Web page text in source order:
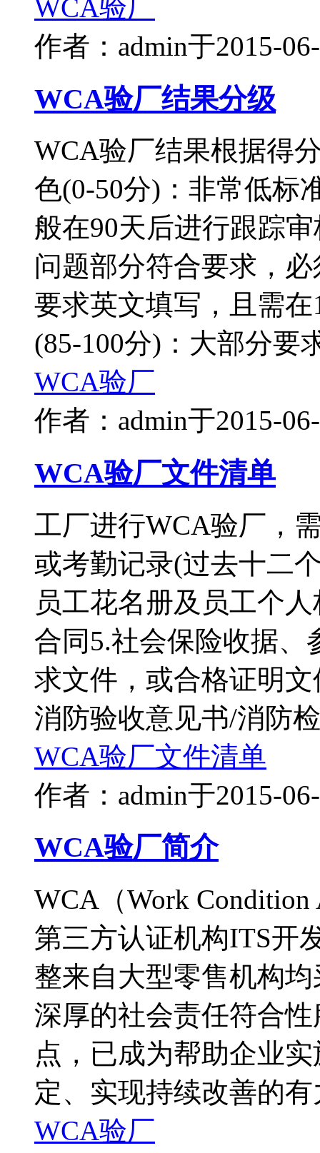
WCA验厂
作者：admin于2015-
WCA验厂结果分级
WCA验厂结果根据得
色(0-50分)：非常低标
般在90天后进行跟踪
问题部分符合要求，
要求英文填写，且需
(85-100分)：大部分要
WCA验厂
作者：admin于2015-
WCA验厂文件清单
工厂进行WCA验厂，
或考勤记录(过去十二
员工花名册及员工个
合同5.社会保险收据
求文件，或合格证明
消防验收意见书/消防
WCA验厂文件清单
作者：admin于2015-
WCA验厂简介
WCA（Work Condition
第三方认证机构ITS开
整来自大型零售机构均
深厚的社会责任符合
点，已成为帮助企业
定、实现持续改善的有
WCA验厂